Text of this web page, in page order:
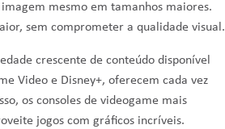
mesmo em tamanhos maiores.
sem comprometer a qualidade visual.
crescente de conteúdo disponível
Video e Disney+, oferecem cada vez
os consoles de videogame mais
jogos com gráficos incríveis.